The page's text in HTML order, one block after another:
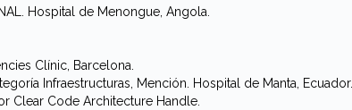
Hospital de Menongue, Angola.
Clínic, Barcelona.
Infraestructuras, Mención. Hospital de Manta, Ecuador.
Clear Code Architecture Handle.